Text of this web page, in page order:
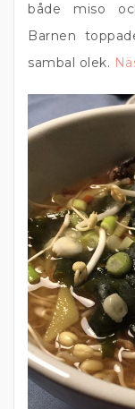
både miso
Barnen
sambal olek.